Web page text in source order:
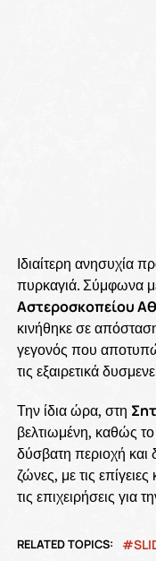
Ιδιαίτερη ανησυχία
πυρκαγιά. Σύμφωνα
Αστεροσκοπείου
κινήθηκε σε
γεγονός που
τις εξαιρετικά
Την ίδια ώρα, στη
βελτιωμένη, καθώς
δύσβατη περιοχή και
ζώνες, με τις
τις επιχειρήσεις για
RELATED TOPICS: